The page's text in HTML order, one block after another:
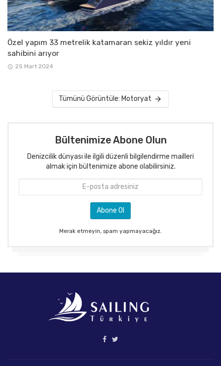
Özel yapım 33 metrelik katamaran sekiz yıldır yeni
sahibini arıyor
25 Mart 2024
Tümünü Görüntüle: Motoryat
Bültenimize Abone Olun
Denizcilik dünyası ile ilgili düzenli bilgilendirme mailleri
almak için bültenimize abone olabilirsiniz.
Merak etmeyin, spam yapmayacağız.